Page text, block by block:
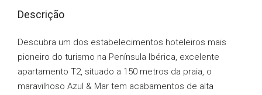
Descrição
Descubra um dos estabelecimentos hoteleiros mais
pioneiro do turismo na Península Ibérica, excelente
apartamento T2, situado a 150 metros da praia, o
maravilhoso Azul & Mar tem acabamentos de alta